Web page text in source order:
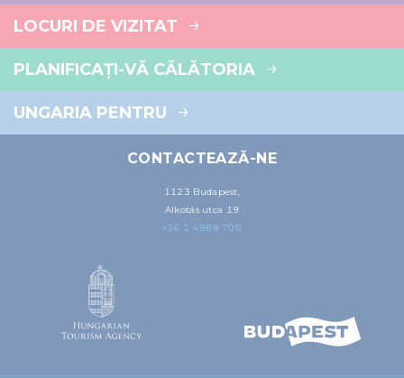
LOCURI DE VIZITAT
PLANIFICAȚI-VĂ CĂLĂTORIA
UNGARIA PENTRU
CONTACTEAZĂ-NE
1123 Budapest,
Alkotás utca 19
+36 1 4888 700